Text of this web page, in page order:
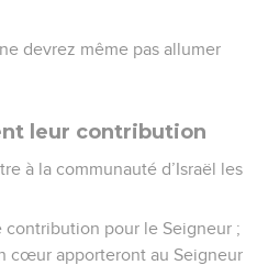
devrez même pas allumer
leur contribution
à la communauté d’Israël les
contribution pour le Seigneur ;
cœur apporteront au Seigneur